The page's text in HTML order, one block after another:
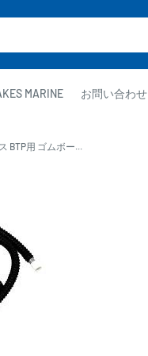
MARINE お問い合わせ
BTP用 ゴムボー...